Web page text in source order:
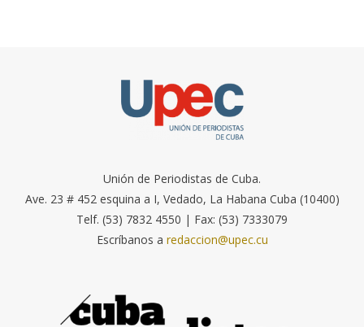
Unión de Periodistas de Cuba.
Ave. 23 # 452 esquina a I, Vedado, La Habana Cuba (10400)
Telf. (53) 7832 4550 | Fax: (53) 7333079
Escríbanos a redaccion@upec.cu